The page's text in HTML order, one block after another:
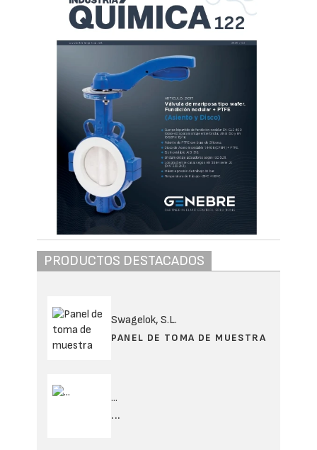
PRODUCTOS DESTACADOS
Swagelok, S.L.
PANEL DE TOMA DE MUESTRA
...
...